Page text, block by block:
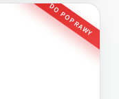
DO POPRAWY